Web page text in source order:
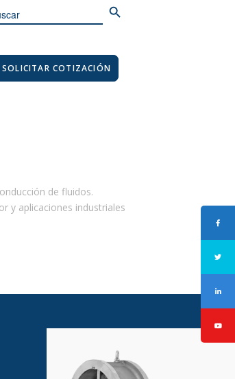
SOLICITAR COTIZACIÓN
de fluidos.
y aplicaciones industriales